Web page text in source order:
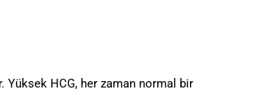
HCG, her zaman normal bir